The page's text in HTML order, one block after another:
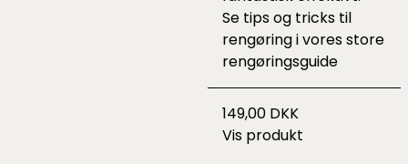
Se tips og tricks til
rengøring i voresstore
rengøringsguide
149,00 DKK
Vis produkt